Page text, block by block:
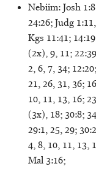
ארר - to curse
מַפְתֵּחַ - key
מַקֵּל - branch, staff
מַרְאָה - vision, mirror
מָשִׁיחַ - anointed one
מֶשֶׁךְ - bag
Food Preparation
Food Preparation
Gemstones
Headdress
Honour
Kingship
Cornelis Houtman
Konrad D. Jenner
Marjo Korpel
M.D. Koster
Eric Peels
Kurtis Peters
Nebiim: Josh
24:26; Judg
Kgs 11:41;
(2x), 9, 11;
2, 6, 7, 34;
21, 26, 31, 36;
10, 11, 13, 16;
(3x), 18; 30:8;
29:1, 25, 29;
4, 8, 10, 11, 13,
Mal 3:16;